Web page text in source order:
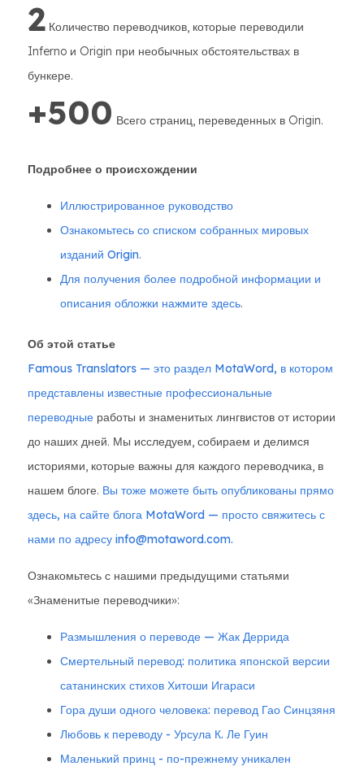
2 Количество переводчиков, которые переводили
Inferno и Origin при необычных обстоятельствах в
бункере.
+500 Всего страниц, переведенных в Origin.
Подробнее о происхождении
Иллюстрированное руководство
Ознакомьтесь со списком собранных мировых
изданий Origin.
Для получения более подробной информации и
описания обложки нажмите здесь.
Об этой статье
Famous Translators — это раздел MotaWord, в котором
представлены известные профессиональные
переводные работы и знаменитых лингвистов от истории
до наших дней. Мы исследуем, собираем и делимся
историями, которые важны для каждого переводчика, в
нашем блоге. Вы тоже можете быть опубликованы прямо
здесь, на сайте блога MotaWord — просто свяжитесь с
нами по адресу info@motaword.com.
Ознакомьтесь с нашими предыдущими статьями
«Знаменитые переводчики»:
Размышления о переводе — Жак Деррида
Смертельный перевод: политика японской версии
сатанинских стихов Хитоши Игараси
Гора души одного человека: перевод Гао Синцзяня
Любовь к переводу - Урсула К. Ле Гуин
Маленький принц - по-прежнему уникален